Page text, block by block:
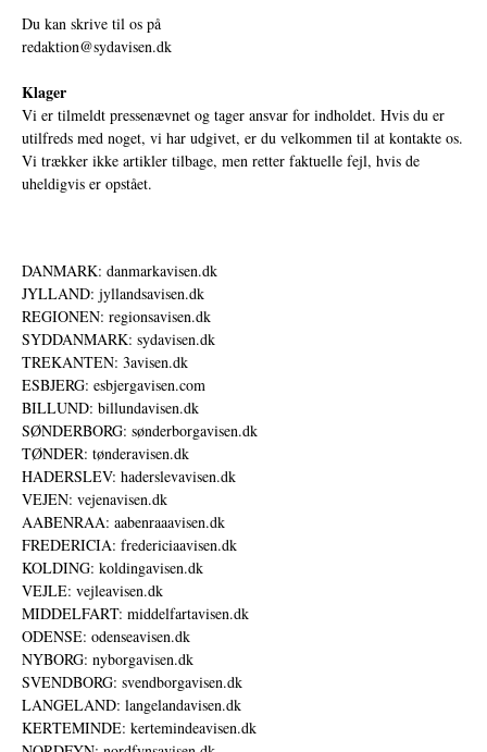
Du kan skrive til os på
redaktion@sydavisen.dk
Klager
Vi er tilmeldt pressenævnet og tager ansvar for indholdet. Hvis du er
utilfreds med noget, vi har udgivet, er du velkommen til at kontakte os.
Vi trækker ikke artikler tilbage, men retter faktuelle fejl, hvis de
uheldigvis er opstået.
DANMARK: danmarkavisen.dk
JYLLAND: jyllandsavisen.dk
REGIONEN: regionsavisen.dk
SYDDANMARK: sydavisen.dk
TREKANTEN: 3avisen.dk
ESBJERG: esbjergavisen.com
BILLUND: billundavisen.dk
SØNDERBORG: sønderborgavisen.dk
TØNDER: tønderavisen.dk
HADERSLEV: haderslevavisen.dk
VEJEN: vejenavisen.dk
AABENRAA: aabenraaavisen.dk
FREDERICIA: fredericiaavisen.dk
KOLDING: koldingavisen.dk
VEJLE: vejleavisen.dk
MIDDELFART: middelfartavisen.dk
ODENSE: odenseavisen.dk
NYBORG: nyborgavisen.dk
SVENDBORG: svendborgavisen.dk
LANGELAND: langelandavisen.dk
KERTEMINDE: kertemindeavisen.dk